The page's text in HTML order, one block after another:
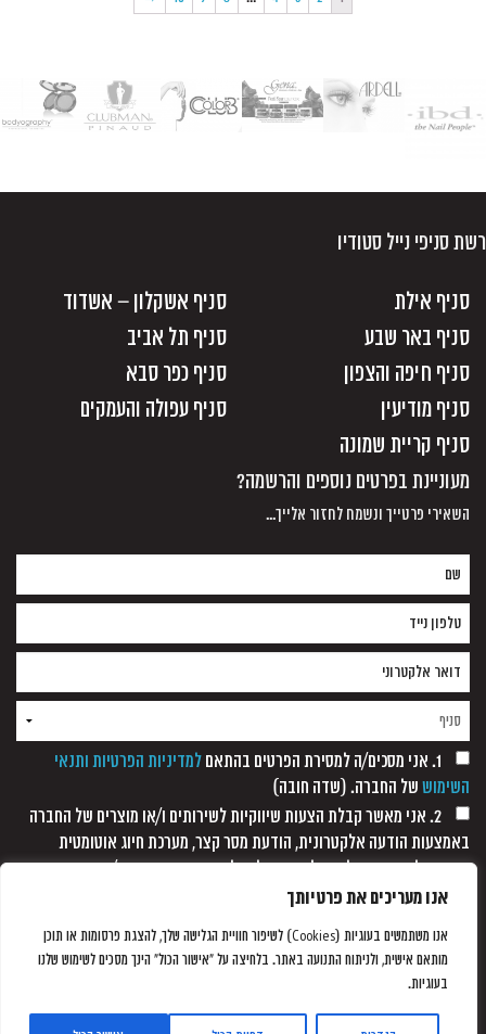
אנו מעריכים את פרטיותך
אנו משתמשים בעוגיות (Cookies) לשיפור חוויית הגלישה שלך, להצגת פרסומות או תוכן
מותאם אישית, ולניתוח התנועה באתר. בלחיצה על "אישור הכול" הינך מסכים לשימוש שלנו
בעוגיות.
רשת סניפי נייל סטודיו
סניף אילת
סניף אשקלון – אשדוד
סניף באר שבע
סניף תל אביב
סניף חיפה והצפון
סניף כפר סבא
סניף מודיעין
סניף עפולה והעמקים
סניף קריית שמונה
מעוניינת בפרטים נוספים והרשמה?
השאירי פרטייך ונשמח לחזור אלייך...
1. אני מסכים/ה למסירת הפרטים בהתאם
למדיניות הפרטיות ותנאי
השימוש של החברה. (שדה חובה)
2. אני מאשר קבלת הצעות שיווקיות לשירותים ו/או מוצרים של החברה
באמצעות הודעה אלקטרונית, הודעת מסר קצר, מערכת חיוג אוטומטית
ופקסימיליה, וזאת כל עוד לא נתקבלה כל הודעה אחרת ממני/